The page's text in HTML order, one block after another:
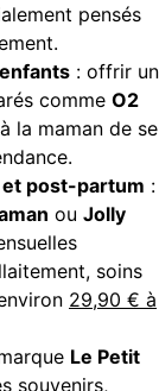
pensés
: offrir un
comme O2
la maman de se
post-partum :
ou Jolly
soins
29,90 € à
Le Petit
souvenirs,